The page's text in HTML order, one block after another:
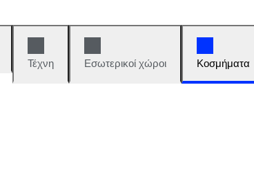
Τέχνη
Εσωτερικοί χώροι Κοσμήματα